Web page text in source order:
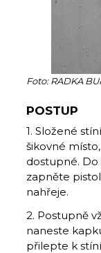
Foto: RADKA
POSTUP
1. Složené
šikovné
dostupné.
zapněte
nahřeje.
2. Postupně
naneste
přilepte k